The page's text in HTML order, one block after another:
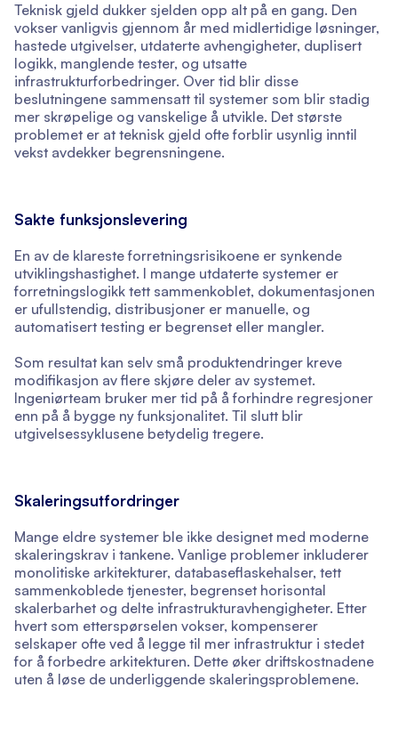
Teknisk gjeld dukker sjelden opp alt på en gang. Den
vokser vanligvis gjennom år med midlertidige løsninger,
hastede utgivelser, utdaterte avhengigheter, duplisert
logikk, manglende tester, og utsatte
infrastrukturforbedringer. Over tid blir disse
beslutningene sammensatt til systemer som blir stadig
mer skrøpelige og vanskelige å utvikle. Det største
problemet er at teknisk gjeld ofte forblir usynlig inntil
vekst avdekker begrensningene.
Sakte funksjonslevering
En av de klareste forretningsrisikoene er synkende
utviklingshastighet. I mange utdaterte systemer er
forretningslogikk tett sammenkoblet, dokumentasjonen
er ufullstendig, distribusjoner er manuelle, og
automatisert testing er begrenset eller mangler.
Som resultat kan selv små produktendringer kreve
modifikasjon av flere skjøre deler av systemet.
Ingeniørteam bruker mer tid på å forhindre regresjoner
enn på å bygge ny funksjonalitet. Til slutt blir
utgivelsessyklusene betydelig tregere.
Skaleringsutfordringer
Mange eldre systemer ble ikke designet med moderne
skaleringskrav i tankene. Vanlige problemer inkluderer
monolitiske arkitekturer, databaseflaskehalser, tett
sammenkoblede tjenester, begrenset horisontal
skalerbarhet og delte infrastrukturavhengigheter. Etter
hvert som etterspørselen vokser, kompenserer
selskaper ofte ved å legge til mer infrastruktur i stedet
for å forbedre arkitekturen. Dette øker driftskostnadene
uten å løse de underliggende skaleringsproblemene.